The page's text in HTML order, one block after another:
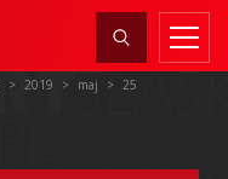
2019 maj 25